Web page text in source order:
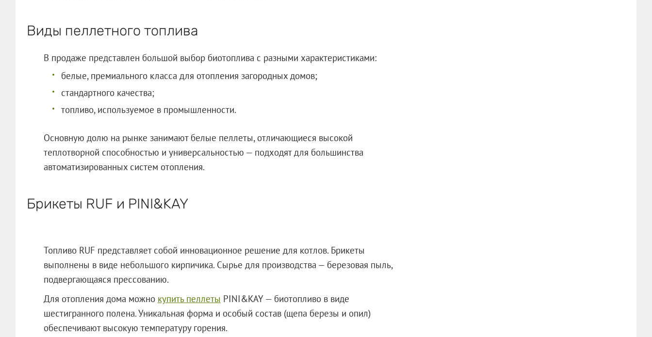
Виды пеллетного топлива
В продаже представлен большой выбор биотоплива с разными характеристиками:
белые, премиального класса для отопления загородных домов;
стандартного качества;
топливо, используемое в промышленности.
Основную долю на рынке занимают белые пеллеты, отличающиеся высокой
теплотворной способностью и универсальностью — подходят для большинства
автоматизированных систем отопления.
Брикеты RUF и PINI&KAY
Топливо RUF представляет собой инновационное решение для котлов. Брикеты
выполнены в виде небольшого кирпичика. Сырье для производства — березовая пыль,
подвергающаяся прессованию.
Для отопления дома можно купить пеллеты PINI&KAY — биотопливо в виде
шестигранного полена. Уникальная форма и особый состав (щепа березы и опил)
обеспечивают высокую температуру горения.